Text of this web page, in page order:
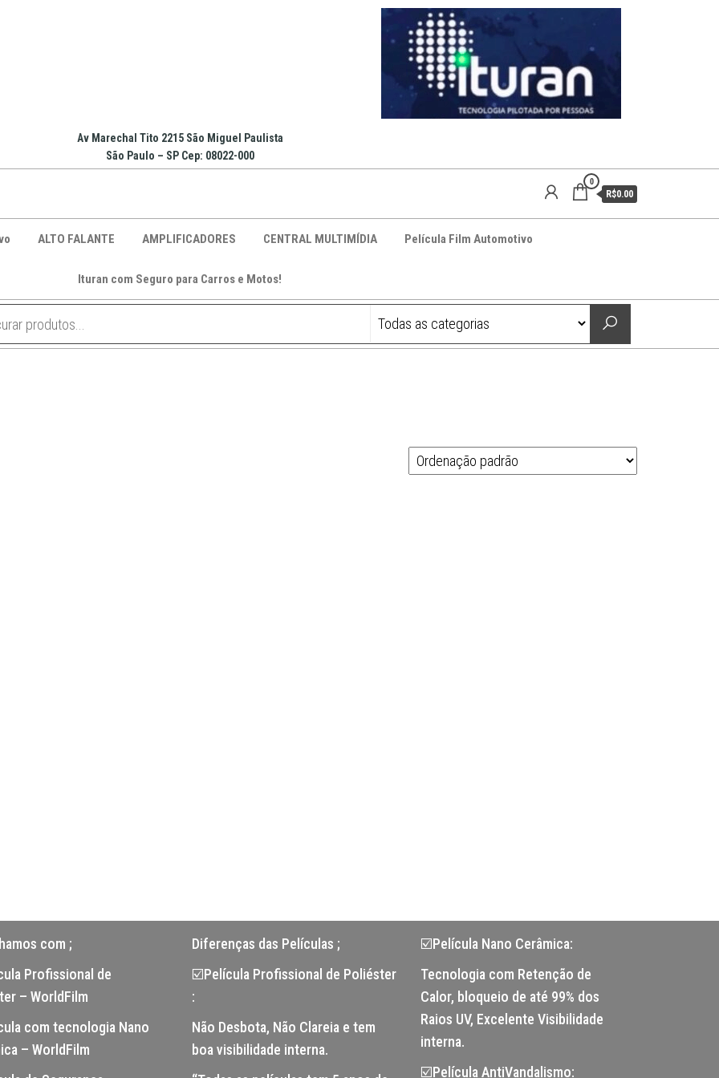
Av Marechal Tito 2215 São Miguel Paulista
São Paulo – SP Cep: 08022-000
0
R$0.00
ALTO FALANTE AMPLIFICADORES CENTRAL MULTIMÍDIA Película Film Automotivo
Ituran com Seguro para Carros e Motos!
com ;
Profissional de
– WorldFilm
com tecnologia Nano
– WorldFilm
Diferenças das Películas ;
☑️Película Profissional de Poliéster
:
Não Desbota, Não Clareia e tem
boa visibilidade interna.
☑️Película Nano Cerâmica:
Tecnologia com Retenção de
Calor, bloqueio de até 99% dos
Raios UV, Excelente Visibilidade
interna.
☑️Película AntiVandalismo: